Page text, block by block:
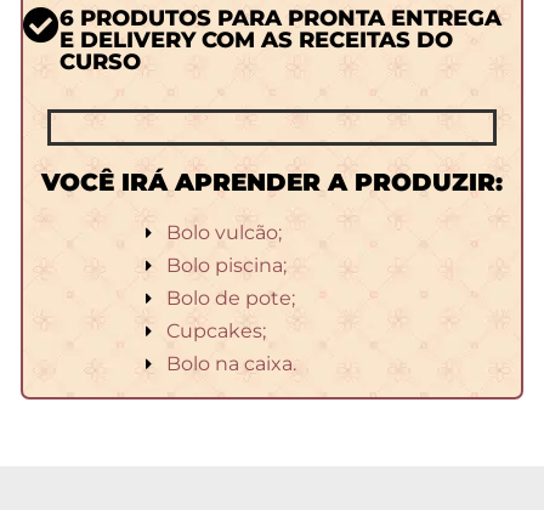
6 PRODUTOS PARA PRONTA ENTREGA
E DELIVERY COM AS RECEITAS DO
CURSO
VOCÊ IRÁ APRENDER A PRODUZIR:
Bolo vulcão;
Bolo piscina;
Bolo de pote;
Cupcakes;
Bolo na caixa.